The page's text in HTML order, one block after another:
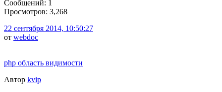
Сообщений: 1
Просмотров: 3,268
22 сентября 2014, 10:50:27
от webdoc
php область видимости
Автор kvip